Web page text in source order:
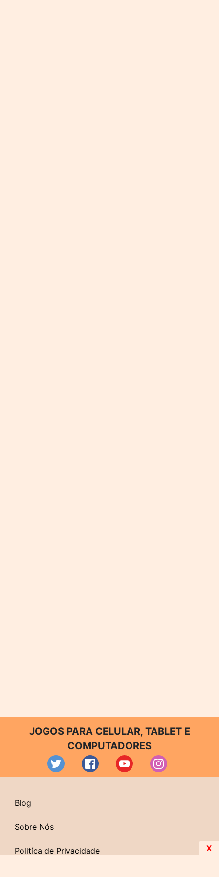
JOGOS PARA CELULAR, TABLET E
COMPUTADORES
Blog
Sobre Nós
Politíca de Privacidade X